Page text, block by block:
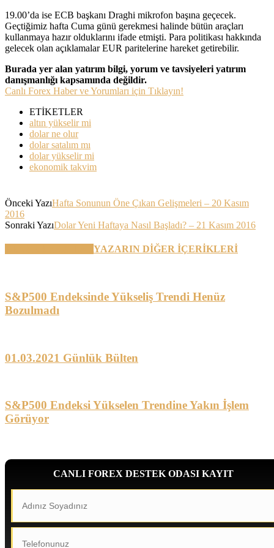
19.00’da ise ECB başkanı Draghi mikrofon başına geçecek.
Geçtiğimiz hafta Cuma günü gerekmesi halinde bütün araçları
kullanmaya hazır olduklarını ifade etmişti. Para politikası hakkında
gelecek olan açıklamalar EUR paritelerine hareket getirebilir.
Burada yer alan yatırım bilgi, yorum ve tavsiyeleri yatırım
danışmanlığı kapsamında değildir.
Canlı Forex Haber ve Yorumları için Tıklayın!
ETİKETLER
altın yükselir mi
dolar ne olur
dolar satalım mı
dolar yükselir mi
ekonomik takvim
Önceki YazıHafta Sonunun Öne Çıkan Gelişmeleri – 20 Kasım
2016
Sonraki YazıDolar Yeni Haftaya Nasıl Başladı? – 21 Kasım 2016
YAZARIN DİĞER İÇERİKLERİ
S&P500 Endeksinde Yükseliş Trendi Henüz
Bozulmadı
01.03.2021 Günlük Bülten
S&P500 Endeksi Yükselen Trendine Yakın İşlem
Görüyor
CANLI FOREX DESTEK ODASI KAYIT